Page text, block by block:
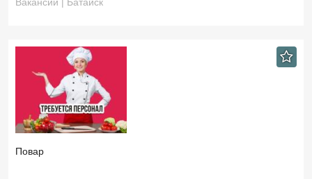
Повар